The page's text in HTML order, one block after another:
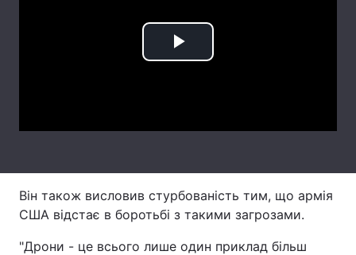
Тема оформлення
Play
Він також висловив стурбованість тим, що армія
США відстає в боротьбі з такими загрозами.
"Дрони - це всього лише один приклад більш